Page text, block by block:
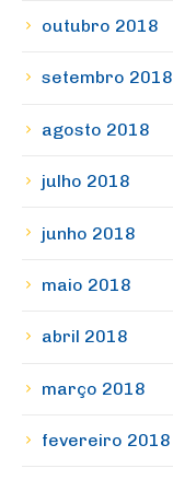
outubro 2018
setembro 2018
agosto 2018
julho 2018
junho 2018
maio 2018
abril 2018
março 2018
fevereiro 2018